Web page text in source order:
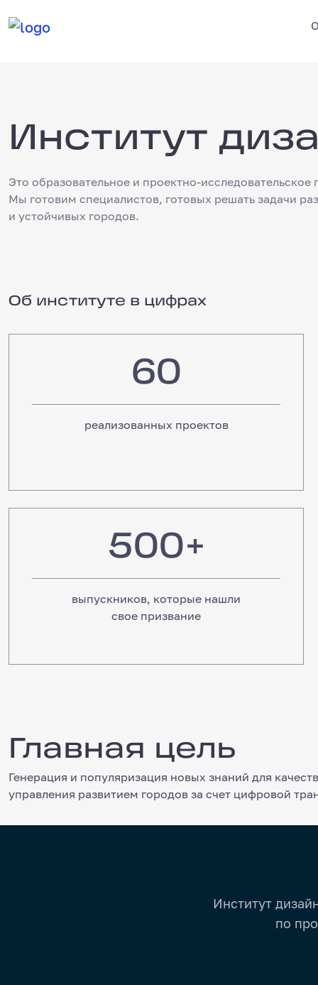
Институт дизайна и
Институт
Это образовательное и проектно-
Мы готовим специалистов, готовых решать задачи
и устойчивых городов.
Об институте в цифрах
Об институте в цифрах
60
реализованных проектов
500+
выпускников, которые нашли
свое призвание
Главная цель
Главная цель
Генерация и популяризация новых знаний для
управления развитием городов за счет цифровой
Институт
по